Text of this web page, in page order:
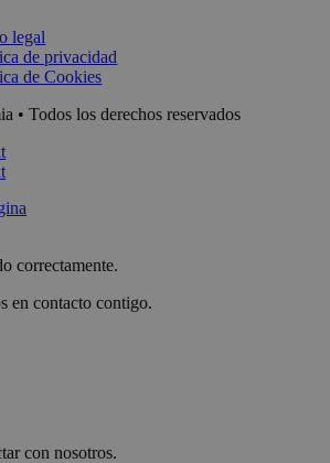
legal
de privacidad
de Cookies
• Todos los derechos reservados
correctamente.
en contacto contigo.
con nosotros.